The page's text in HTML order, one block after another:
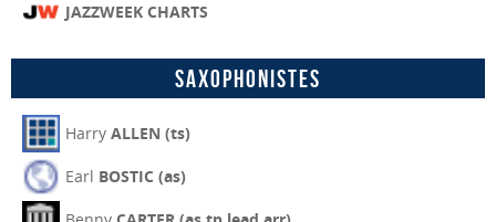
JAZZWEEK CHARTS
Saxophonistes
Harry ALLEN (ts)
Earl BOSTIC (as)